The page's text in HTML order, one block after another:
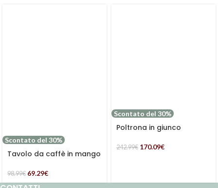
Scontato del 30%
Tavolo da caffè in mango
98.99€ 69.29€
Scontato del 30%
Poltrona in giunco
cuscino bianco
242.99€ 170.09€